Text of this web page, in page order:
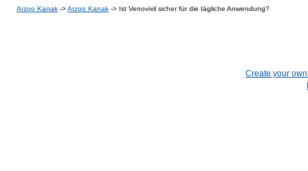
Arzoo Kanak ->Arzoo Kanak -> Ist Venovixil sicher für die tägliche Anwendung?
Create your